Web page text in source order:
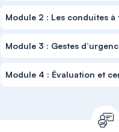
Module 2 : Les conduites à
Module 3 : Gestes
Module 4 : Évaluation et